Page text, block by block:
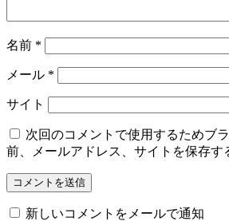
名前 *
メール *
サイト
次回のコメントで使用するためブ
前、メールアドレス、サイトを保存す
新しいコメントをメールで通知